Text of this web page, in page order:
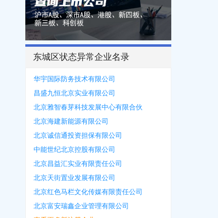
东城区状态异常企业名录
华宇国际防务技术有限公司
昌盛九恒北京实业有限公司
北京雅智春芽科技发展中心有限合伙
北京海建新能源有限公司
北京诚信通投资担保有限公司
中能世纪北京控股有限公司
北京昌益汇实业有限责任公司
北京天街置业发展有限公司
北京红色马栏文化传媒有限责任公司
北京富安瑞鑫企业管理有限公司